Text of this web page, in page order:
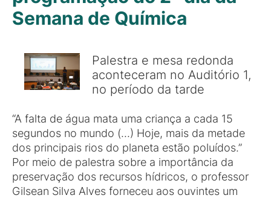
Semana de Química
Palestra e mesa redonda
aconteceram no Auditório 1,
no período da tarde
“A falta de água mata uma criança a cada 15
segundos no mundo (...) Hoje, mais da metade
dos principais rios do planeta estão poluídos.”
Por meio de palestra sobre a importância da
preservação dos recursos hídricos, o professor
Gilsean Silva Alves forneceu aos ouvintes um